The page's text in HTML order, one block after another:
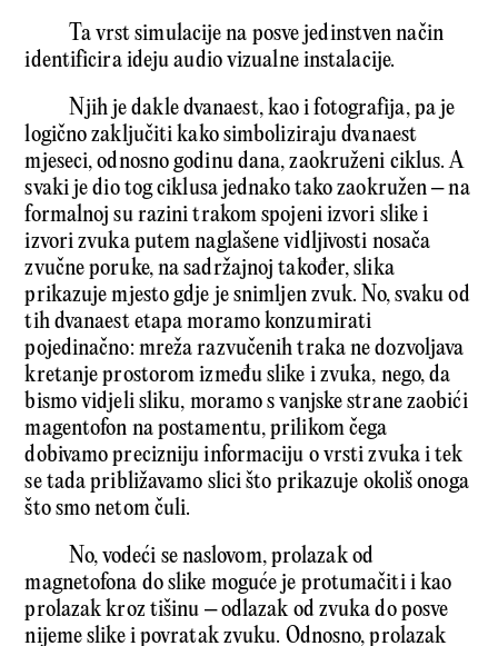
Ta vrst simulacije na posve jedinstven način
identificira ideju audio vizualne instalacije.
Njih je dakle dvanaest, kao i fotografija, pa je
logično zaključiti kako simboliziraju dvanaest
mjeseci, odnosno godinu dana, zaokruženi ciklus. A
svaki je dio tog ciklusa jednako tako zaokružen – na
formalnoj su razini trakom spojeni izvori slike i
izvori zvuka putem naglašene vidljivosti nosača
zvučne poruke, na sadržajnoj također, slika
prikazuje mjesto gdje je snimljen zvuk. No, svaku od
tih dvanaest etapa moramo konzumirati
pojedinačno: mreža razvučenih traka ne dozvoljava
kretanje prostorom između slike i zvuka, nego, da
bismo vidjeli sliku, moramo s vanjske strane zaobići
magentofon na postamentu, prilikom čega
dobivamo precizniju informaciju o vrsti zvuka i tek
se tada približavamo slici što prikazuje okoliš onoga
što smo netom čuli.
No, vodeći se naslovom, prolazak od
magnetofona do slike moguće je protumačiti i kao
prolazak kroz tišinu – odlazak od zvuka do posve
nijeme slike i povratak zvuku. Odnosno, prolazak